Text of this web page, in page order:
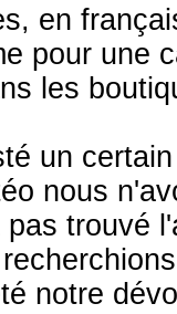
en
pour une
les
un
nous
trouvé
notre